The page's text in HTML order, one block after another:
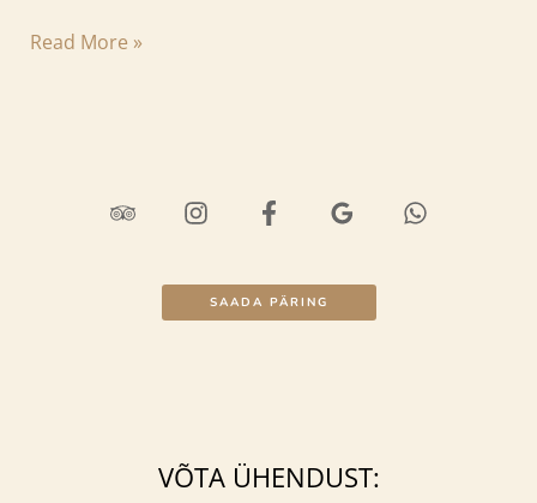
Read More »
SAADA PÄRING
VÕTA ÜHENDUST: